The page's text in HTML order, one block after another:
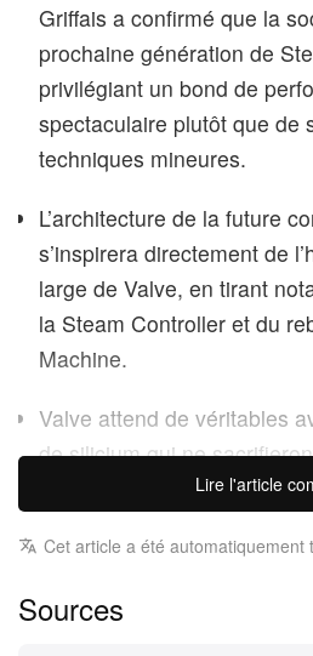
Griffais a confirmé que la
prochaine génération de
privilégiant un bond de
spectaculaire plutôt que de
techniques mineures.
L’architecture de la future
s’inspirera directement de
large de Valve, en tirant
la Steam Controller et du
Machine.
Valve attend de véritables
de silicium qui ne
l’appareil, ce qui signifie
développement de la Steam
Lire l'article
Cet article a été automatiquement
Sources